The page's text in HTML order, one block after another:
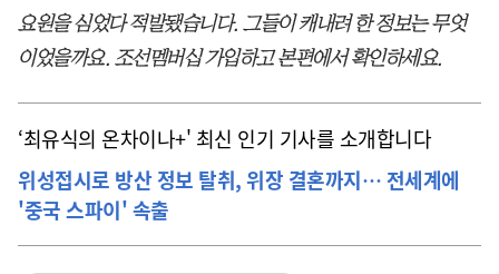
요원을 심었다 적발됐습니다. 그들이 캐내려 한 정보는 무엇
이었을까요. 조선멤버십 가입하고 본편에서 확인하세요.
‘최유식의 온차이나+' 최신 인기 기사를 소개합니다
위성접시로 방산 정보 탈취, 위장 결혼까지… 전세계에
'중국 스파이' 속출